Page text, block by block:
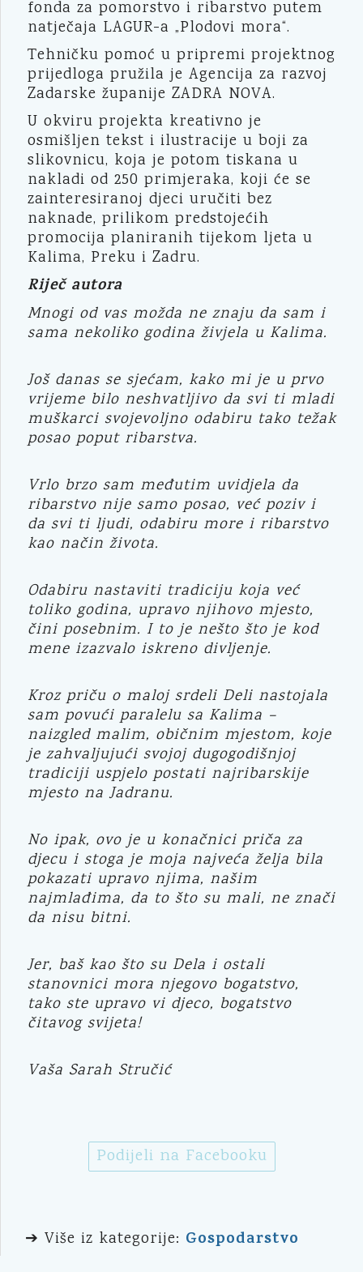
fonda za pomorstvo i ribarstvo putem
natječaja LAGUR-a „Plodovi mora“.
Tehničku pomoć u pripremi projektnog
prijedloga pružila je Agencija za razvoj
Zadarske županije ZADRA NOVA.
U okviru projekta kreativno je
osmišljen tekst i ilustracije u boji za
slikovnicu, koja je potom tiskana u
nakladi od 250 primjeraka, koji će se
zainteresiranoj djeci uručiti bez
naknade, prilikom predstojećih
promocija planiranih tijekom ljeta u
Kalima, Preku i Zadru.
Riječ autora
Mnogi od vas možda ne znaju da sam i
sama nekoliko godina živjela u Kalima.
Još danas se sjećam, kako mi je u prvo
vrijeme bilo neshvatljivo da svi ti mladi
muškarci svojevoljno odabiru tako težak
posao poput ribarstva.
Vrlo brzo sam međutim uvidjela da
ribarstvo nije samo posao, već poziv i
da svi ti ljudi, odabiru more i ribarstvo
kao način života.
Odabiru nastaviti tradiciju koja već
toliko godina, upravo njihovo mjesto,
čini posebnim. I to je nešto što je kod
mene izazvalo iskreno divljenje.
Kroz priču o maloj srdeli Deli nastojala
sam povući paralelu sa Kalima –
naizgled malim, običnim mjestom, koje
je zahvaljujući svojoj dugogodišnjoj
tradiciji uspjelo postati najribarskije
mjesto na Jadranu.
No ipak, ovo je u konačnici priča za
djecu i stoga je moja najveća želja bila
pokazati upravo njima, našim
najmlađima, da to što su mali, ne znači
da nisu bitni.
Jer, baš kao što su Dela i ostali
stanovnici mora njegovo bogatstvo,
tako ste upravo vi djeco, bogatstvo
čitavog svijeta!
Vaša Sarah Stručić
Podijeli na Facebooku
➔ Više iz kategorije: Gospodarstvo